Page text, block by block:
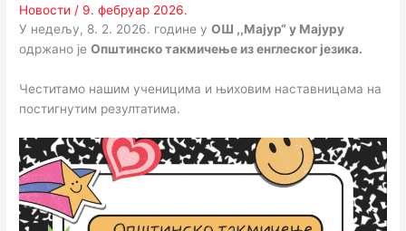
Новости / 9. фебруар 2026.
У недељу, 8. 2. 2026. године уОШ ,,Мајур“ у Мајуру
одржано јеОпштинско такмичење из енглеског језика.
Честитамо нашим ученицима и њиховим наставницама на
постигнутим резултатима.